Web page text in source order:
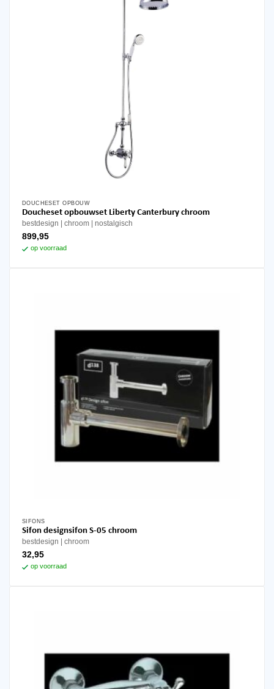
DOUCHESET OPBOUW
Doucheset opbouwset Liberty Canterbury chroom
bestdesign chroom nostalgisch
899,95
op voorraad
SIFONS
Sifon designsifon S-05 chroom
bestdesign chroom
32,95
op voorraad